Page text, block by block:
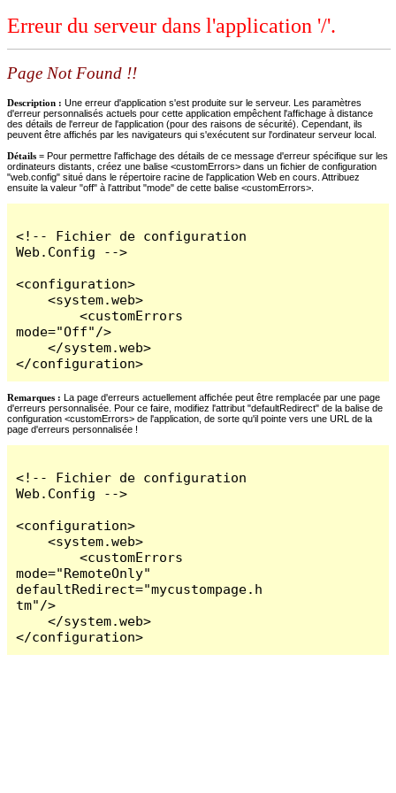
Erreur du serveur dans l'application '/'.
Page Not Found !!
Description : Une erreur d'application s'est produite sur le serveur. Les paramètres
d'erreur personnalisés actuels pour cette application empêchent l'affichage à distance
des détails de l'erreur de l'application (pour des raisons de sécurité). Cependant, ils
peuvent être affichés par les navigateurs qui s'exécutent sur l'ordinateur serveur local.
Détails = Pour permettre l'affichage des détails de ce message d'erreur spécifique sur les
ordinateurs distants, créez une balise <customErrors> dans un fichier de configuration
"web.config" situé dans le répertoire racine de l'application Web en cours. Attribuez
ensuite la valeur "off" à l'attribut "mode" de cette balise <customErrors>.
<!-- Fichier de configuration
Web.Config -->
<configuration>
    <system.web>
        <customErrors
mode="Off"/>
    </system.web>
</configuration>
Remarques : La page d'erreurs actuellement affichée peut être remplacée par une page
d'erreurs personnalisée. Pour ce faire, modifiez l'attribut "defaultRedirect" de la balise de
configuration <customErrors> de l'application, de sorte qu'il pointe vers une URL de la
page d'erreurs personnalisée !
<!-- Fichier de configuration
Web.Config -->
<configuration>
    <system.web>
        <customErrors
mode="RemoteOnly"
defaultRedirect="mycustompage.h
tm"/>
    </system.web>
</configuration>